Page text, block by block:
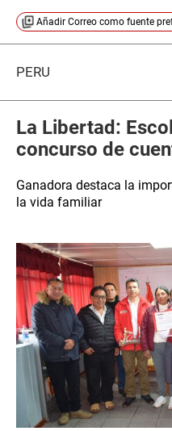
Añadir Correo como fuente
PERÚ
La Libertad:
concurso de
Ganadora destaca la
la vida familiar